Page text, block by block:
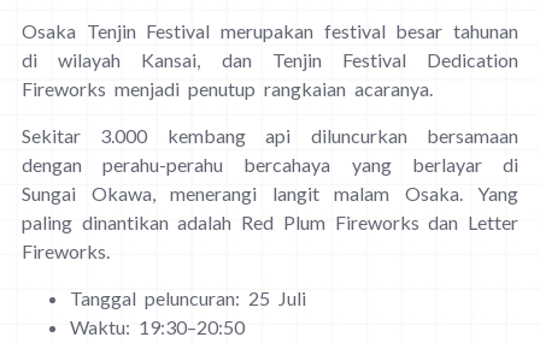
Osaka Tenjin Festival merupakan festival besar tahunan
di wilayah Kansai, dan Tenjin Festival Dedication
Fireworks menjadi penutup rangkaian acaranya.
Sekitar 3.000 kembang api diluncurkan bersamaan
dengan perahu-perahu bercahaya yang berlayar di
Sungai Okawa, menerangi langit malam Osaka. Yang
paling dinantikan adalah Red Plum Fireworks dan Letter
Fireworks.
Tanggal peluncuran: 25 Juli
Waktu: 19:30–20:50